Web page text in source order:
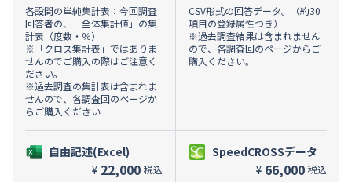
各設問の単純集計表：今回調査
回答者の、「全体集計値」の集
計表（度数・％）
※「クロス集計表」ではありま
せんのでご購入の際はご注意く
ださい。
※過去調査の集計表は含まれま
せんので、各調査回のページか
らご購入ください
自由記述(Excel)
¥ 22,000 税込
CSV形式の回答データ。（約30
項目の登録属性つき）
※過去調査結果は含まれません
ので、各調査回のページからご
購入ください。
SpeedCROSSデータ
¥ 66,000 税込